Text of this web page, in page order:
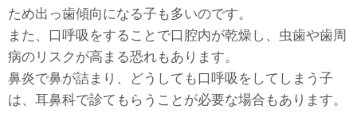
ため出っ歯傾向になる子も多いのです。
また、口呼吸をすることで口腔内が乾燥し、虫歯や歯周
病のリスクが高まる恐れもあります。
鼻炎で鼻が詰まり、どうしても口呼吸をしてしまう子
は、耳鼻科で診てもらうことが必要な場合もあります。